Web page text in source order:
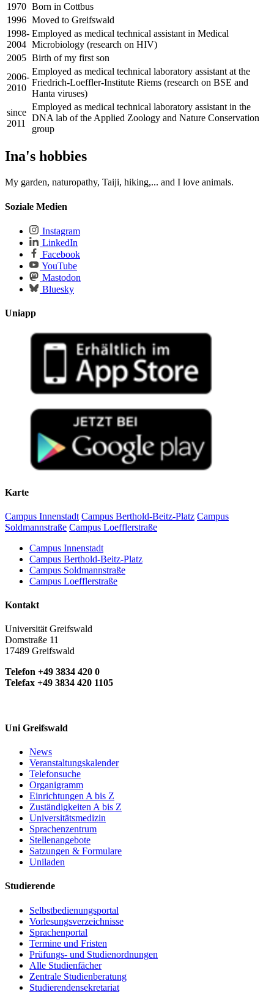
1970 Born in Cottbus
1996 Moved to Greifswald
1998-
2004
Employed as medical technical assistant in Medical
Microbiology (research on HIV)
2005 Birth of my first son
2006-
2010
Employed as medical technical laboratory assistant at the
Friedrich-Loeffler-Institute Riems (research on BSE and
Hanta viruses)
since
2011
Employed as medical technical laboratory assistant in the
DNA lab of the Applied Zoology and Nature Conservation
group
Ina's hobbies
My garden, naturopathy, Taiji, hiking,... and I love animals.
Soziale Medien
Instagram
LinkedIn
Facebook
YouTube
Mastodon
Bluesky
Uniapp
Karte
Campus Innenstadt Campus Berthold-Beitz-Platz Campus
Soldmannstraße Campus Loefflerstraße
Campus Innenstadt
Campus Berthold-Beitz-Platz
Campus Soldmannstraße
Campus Loefflerstraße
Kontakt
Universität Greifswald
Domstraße 11
17489 Greifswald
Telefon +49 3834 420 0
Telefax +49 3834 420 1105
Uni Greifswald
News
Veranstaltungskalender
Telefonsuche
Organigramm
Einrichtungen A bis Z
Zuständigkeiten A bis Z
Universitätsmedizin
Sprachenzentrum
Stellenangebote
Satzungen & Formulare
Uniladen
Studierende
Selbstbedienungsportal
Vorlesungsverzeichnisse
Sprachenportal
Termine und Fristen
Prüfungs- und Studienordnungen
Alle Studienfächer
Zentrale Studienberatung
Studierendensekretariat